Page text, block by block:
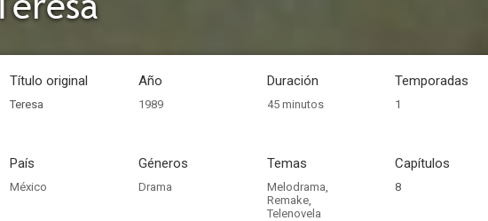
Título original
Teresa
Año
1989
Duración
45 minutos
Temporadas
1
País
México
Géneros
Drama
Temas
Melodrama,
Remake,
Telenovela
Capítulos
8